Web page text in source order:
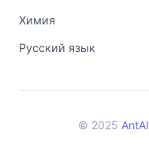
Химия
Русский язык
© 2025 AntAI